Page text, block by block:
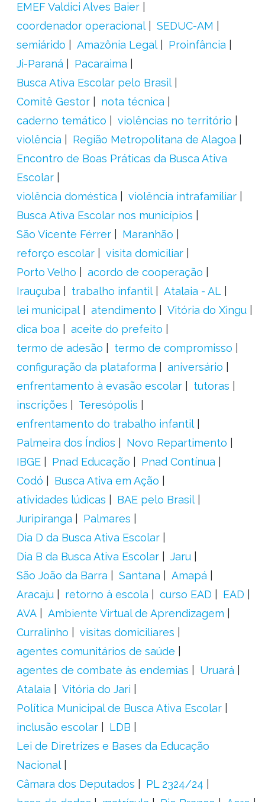
EMEF Valdici Alves Baier
coordenador operacional
SEDUC-AM
semiárido
Amazônia Legal
Proinfância
Ji-Paraná
Pacaraima
Busca Ativa Escolar pelo Brasil
Comitê Gestor
nota técnica
caderno temático
violências no território
violência
Região Metropolitana de Alagoa
Encontro de Boas Práticas da Busca Ativa
Escolar
violência doméstica
violência intrafamiliar
Busca Ativa Escolar nos municípios
São Vicente Férrer
Maranhão
reforço escolar
visita domiciliar
Porto Velho
acordo de cooperação
Irauçuba
trabalho infantil
Atalaia - AL
lei municipal
atendimento
Vitória do Xingu
dica boa
aceite do prefeito
termo de adesão
termo de compromisso
configuração da plataforma
aniversário
enfrentamento à evasão escolar
tutoras
inscrições
Teresópolis
enfrentamento do trabalho infantil
Palmeira dos Índios
Novo Repartimento
IBGE
Pnad Educação
Pnad Contínua
Codó
Busca Ativa em Ação
atividades lúdicas
BAE pelo Brasil
Juripiranga
Palmares
Dia D da Busca Ativa Escolar
Dia B da Busca Ativa Escolar
Jaru
São João da Barra
Santana
Amapá
Aracaju
retorno à escola curso EAD
EAD
AVA
Ambiente Virtual de Aprendizagem
Curralinho
visitas domiciliares
agentes comunitários de saúde
agentes de combate às endemias
Uruará
Atalaia
Vitória do Jari
Política Municipal de Busca Ativa Escolar
inclusão escolar
LDB
Lei de Diretrizes e Bases da Educação
Nacional
Câmara dos Deputados
PL 2324/24